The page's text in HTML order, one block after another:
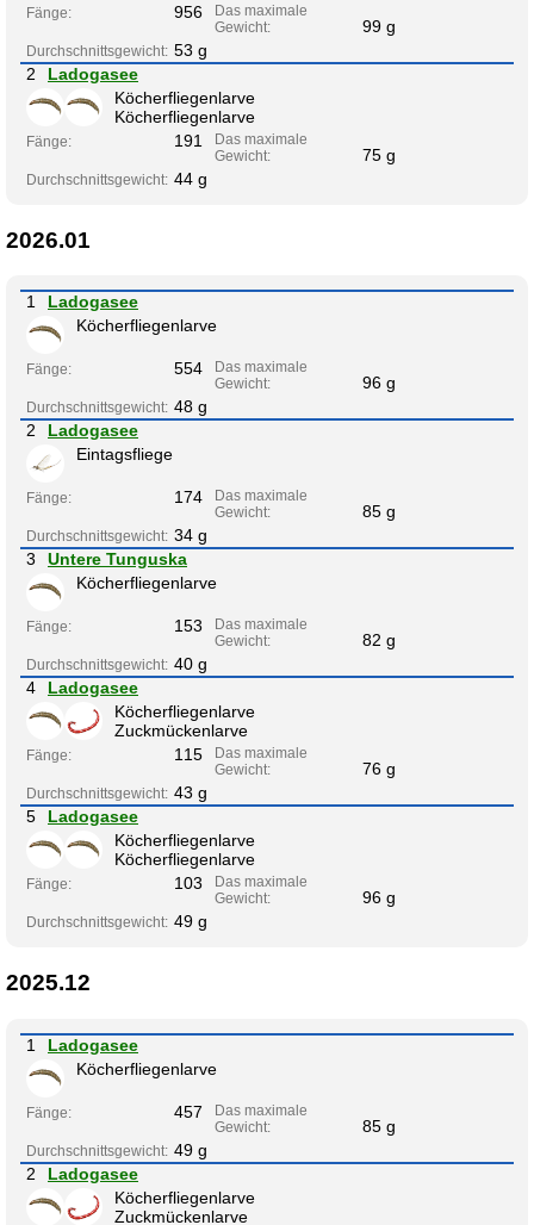
Fänge: 956
Das maximale
Gewicht:
99 g
Durchschnittsgewicht: 53 g
2
Ladogasee
Köcherfliegenlarve
Köcherfliegenlarve
Fänge: 191
Das maximale
Gewicht:
75 g
Durchschnittsgewicht: 44 g
2026.01
1
Ladogasee
Köcherfliegenlarve
Fänge: 554
Das maximale
Gewicht:
96 g
Durchschnittsgewicht: 48 g
2
Ladogasee
Eintagsfliege
Fänge: 174
Das maximale
Gewicht:
85 g
Durchschnittsgewicht: 34 g
3
Untere Tunguska
Köcherfliegenlarve
Fänge: 153
Das maximale
Gewicht:
82 g
Durchschnittsgewicht: 40 g
4
Ladogasee
Köcherfliegenlarve
Zuckmückenlarve
Fänge: 115
Das maximale
Gewicht:
76 g
Durchschnittsgewicht: 43 g
5
Ladogasee
Köcherfliegenlarve
Köcherfliegenlarve
Fänge: 103
Das maximale
Gewicht:
96 g
Durchschnittsgewicht: 49 g
2025.12
1
Ladogasee
Köcherfliegenlarve
Fänge: 457
Das maximale
Gewicht:
85 g
Durchschnittsgewicht: 49 g
2
Ladogasee
Köcherfliegenlarve
Zuckmückenlarve